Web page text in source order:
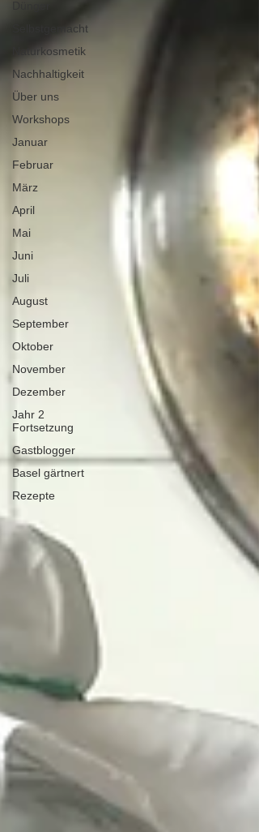
Selbstgemacht
Naturkosmetik
Nachhaltigkeit
Über uns
Workshops
Januar
Februar
März
April
Mai
Juni
Juli
August
September
Oktober
November
Dezember
Jahr 2
Fortsetzung
Gastblogger
Basel gärtnert
Rezepte